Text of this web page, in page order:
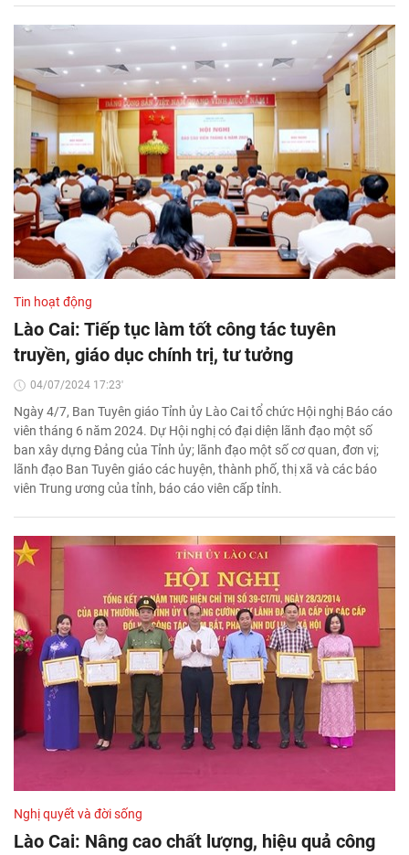
Tin hoạt động
Lào Cai: Tiếp tục làm tốt công tác tuyên
truyền, giáo dục chính trị, tư tưởng
04/07/2024 17:23'
Ngày 4/7, Ban Tuyên giáo Tỉnh ủy Lào Cai tổ chức Hội nghị Báo cáo
viên tháng 6 năm 2024. Dự Hội nghị có đại diện lãnh đạo một số
ban xây dựng Đảng của Tỉnh ủy; lãnh đạo một số cơ quan, đơn vị;
lãnh đạo Ban Tuyên giáo các huyện, thành phố, thị xã và các báo
viên Trung ương của tỉnh, báo cáo viên cấp tỉnh.
Nghị quyết và đời sống
Lào Cai: Nâng cao chất lượng, hiệu quả công